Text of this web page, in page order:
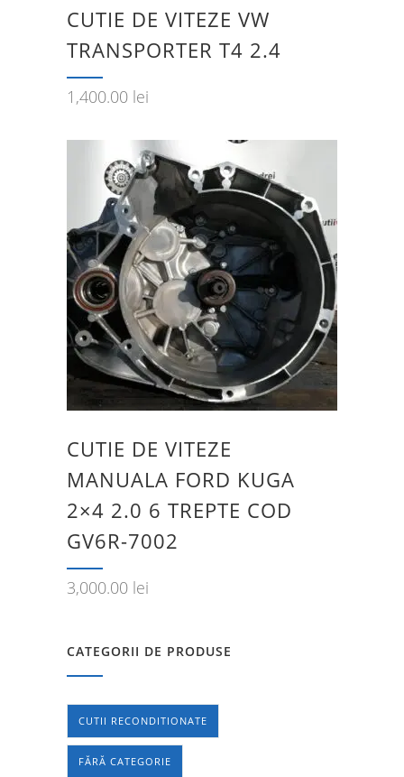
CUTIE DE VITEZE VW
TRANSPORTER T4 2.4
1,400.00 lei
CUTIE DE VITEZE
MANUALA FORD KUGA
2×4 2.0 6 TREPTE COD
GV6R-7002
3,000.00 lei
CATEGORII DE PRODUSE
CUTII RECONDITIONATE
FĂRĂ CATEGORIE